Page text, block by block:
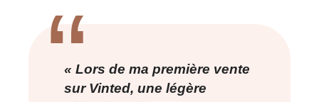
« Lors de ma première vente
sur Vinted, une légère